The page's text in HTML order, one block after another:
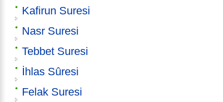
Kafirun Suresi
Nasr Suresi
Tebbet Suresi
İhlas Sûresi
Felak Suresi